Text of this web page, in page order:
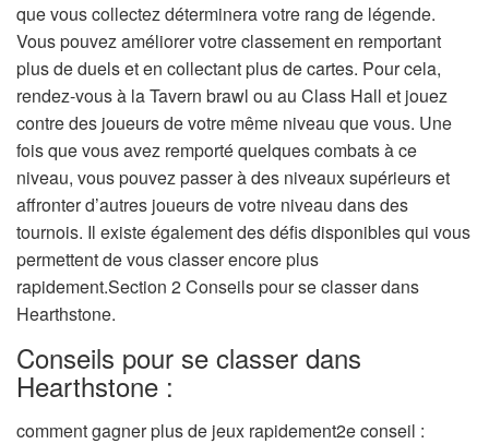
que vous collectez déterminera votre rang de légende.
Vous pouvez améliorer votre classement en remportant
plus de duels et en collectant plus de cartes. Pour cela,
rendez-vous à la Tavern brawl ou au Class Hall et jouez
contre des joueurs de votre même niveau que vous. Une
fois que vous avez remporté quelques combats à ce
niveau, vous pouvez passer à des niveaux supérieurs et
affronter d’autres joueurs de votre niveau dans des
tournois. Il existe également des défis disponibles qui vous
permettent de vous classer encore plus
rapidement.Section 2 Conseils pour se classer dans
Hearthstone.
Conseils pour se classer dans
Hearthstone :
comment gagner plus de jeux rapidement2e conseil :